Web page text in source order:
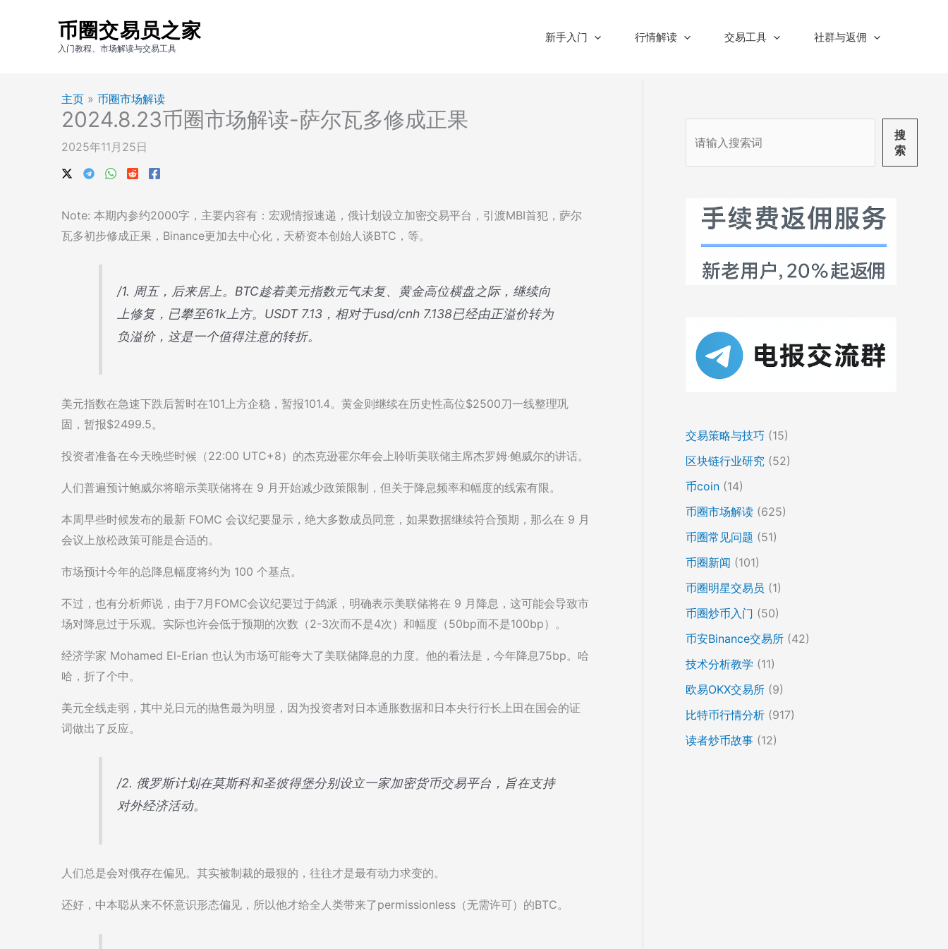
币圈交易员之家
入门教程、市场解读与交易工具
新手入门 行情解读 交易工具 社群与返佣
主页 » 币圈市场解读
2024.8.23币圈市场解读-萨尔瓦多修成正果
2025年11月25日
Note: 本期内参约2000字，主要内容有：宏观情报速递，俄计划设立加密交易平台，引渡MBI首犯，萨尔
瓦多初步修成正果，Binance更加去中心化，天桥资本创始人谈BTC，等。
/1. 周五，后来居上。BTC趁着美元指数元气未复、黄金高位横盘之际，继续向
上修复，已攀至61k上方。USDT 7.13，相对于usd/cnh 7.138已经由正溢价转为
负溢价，这是一个值得注意的转折。
美元指数在急速下跌后暂时在101上方企稳，暂报101.4。黄金则继续在历史性高位$2500刀一线整理巩
固，暂报$2499.5。
投资者准备在今天晚些时候（22:00 UTC+8）的杰克逊霍尔年会上聆听美联储主席杰罗姆·鲍威尔的讲话。
人们普遍预计鲍威尔将暗示美联储将在 9 月开始减少政策限制，但关于降息频率和幅度的线索有限。
本周早些时候发布的最新 FOMC 会议纪要显示，绝大多数成员同意，如果数据继续符合预期，那么在 9 月
会议上放松政策可能是合适的。
市场预计今年的总降息幅度将约为 100 个基点。
不过，也有分析师说，由于7月FOMC会议纪要过于鸽派，明确表示美联储将在 9 月降息，这可能会导致市
场对降息过于乐观。实际也许会低于预期的次数（2-3次而不是4次）和幅度（50bp而不是100bp）。
经济学家 Mohamed El-Erian 也认为市场可能夸大了美联储降息的力度。他的看法是，今年降息75bp。哈
哈，折了个中。
美元全线走弱，其中兑日元的抛售最为明显，因为投资者对日本通胀数据和日本央行行长上田在国会的证
词做出了反应。
/2. 俄罗斯计划在莫斯科和圣彼得堡分别设立一家加密货币交易平台，旨在支持
对外经济活动。
人们总是会对俄存在偏见。其实被制裁的最狠的，往往才是最有动力求变的。
还好，中本聪从来不怀意识形态偏见，所以他才给全人类带来了permissionless（无需许可）的BTC。
搜
索
交易策略与技巧 (15)
区块链行业研究 (52)
币coin (14)
币圈市场解读 (625)
币圈常见问题 (51)
币圈新闻 (101)
币圈明星交易员 (1)
币圈炒币入门 (50)
币安Binance交易所 (42)
技术分析教学 (11)
欧易OKX交易所 (9)
比特币行情分析 (917)
读者炒币故事 (12)